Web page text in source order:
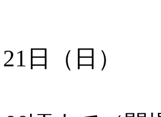
日（日）